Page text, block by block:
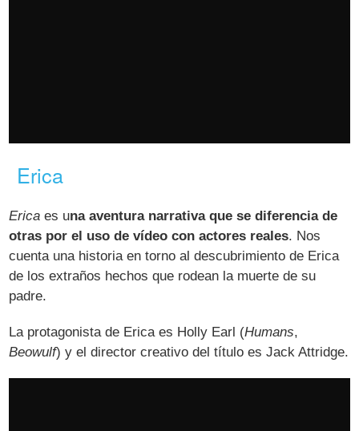
Erica
Erica es una aventura narrativa que se diferencia de
otras por el uso de vídeo con actores reales. Nos
cuenta una historia en torno al descubrimiento de Erica
de los extraños hechos que rodean la muerte de su
padre.
La protagonista de Erica es Holly Earl (Humans,
Beowulf) y el director creativo del título es Jack Attridge.